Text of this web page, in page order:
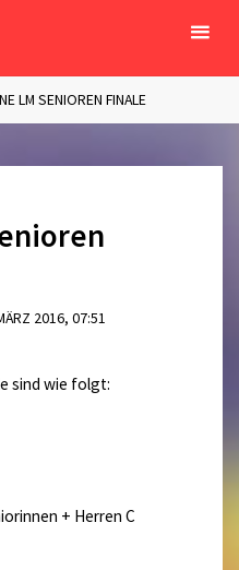
LM SENIOREN FINALE
2016, 07:51
sind wie folgt:
+ Herren C